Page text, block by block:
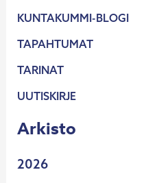
KUNTAKUMMI-BLOGI
TAPAHTUMAT
TARINAT
UUTISKIRJE
Arkisto
2026